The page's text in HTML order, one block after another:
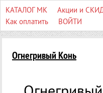
КАТАЛОГ МК Акции и
Как оплатить
ВОЙТИ
Огнегривый Конь